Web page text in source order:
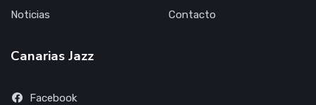
Noticias
Contacto
Canarias Jazz
Facebook